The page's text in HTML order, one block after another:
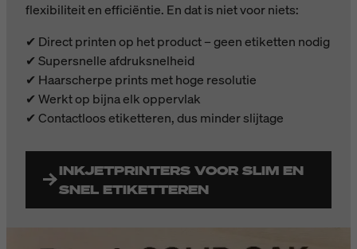
flexibiliteit en efficiëntie. En dat is niet voor niets:
✔ Direct printen op het product – geen etiketten nodig
✔ Supersnelle afdruksnelheid
✔ Haarscherpe prints met hoge resolutie
✔ Werkt op bijna elk oppervlak
✔ Contactloos etiketteren, dus minder slijtage
INKJETPRINTERS VOOR SLIM EN
SNEL ETIKETTEREN